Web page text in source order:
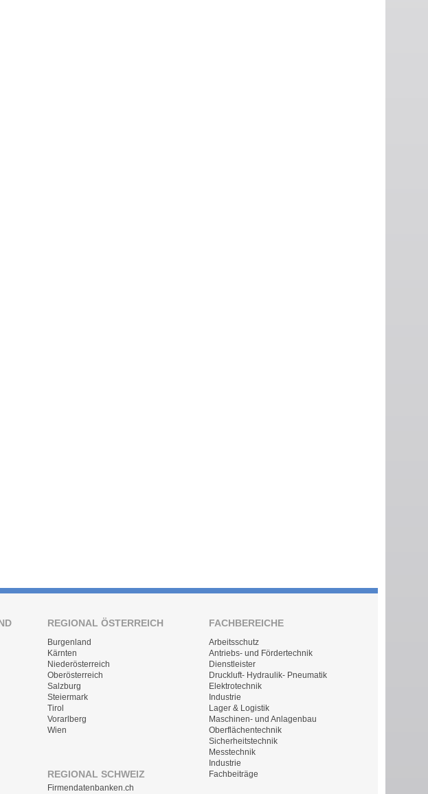
REGIONAL ÖSTERREICH
Burgenland
Kärnten
Niederösterreich
Oberösterreich
Salzburg
Steiermark
Tirol
Vorarlberg
Wien
REGIONAL SCHWEIZ
Firmendatenbanken.ch
FACHBEREICHE
Arbeitsschutz
Antriebs- und Fördertechnik
Dienstleister
Druckluft- Hydraulik- Pneumatik
Elektrotechnik
Industrie
Lager & Logistik
Maschinen- und Anlagenbau
Oberflächentechnik
Sicherheitstechnik
Messtechnik
Industrie
Fachbeiträge